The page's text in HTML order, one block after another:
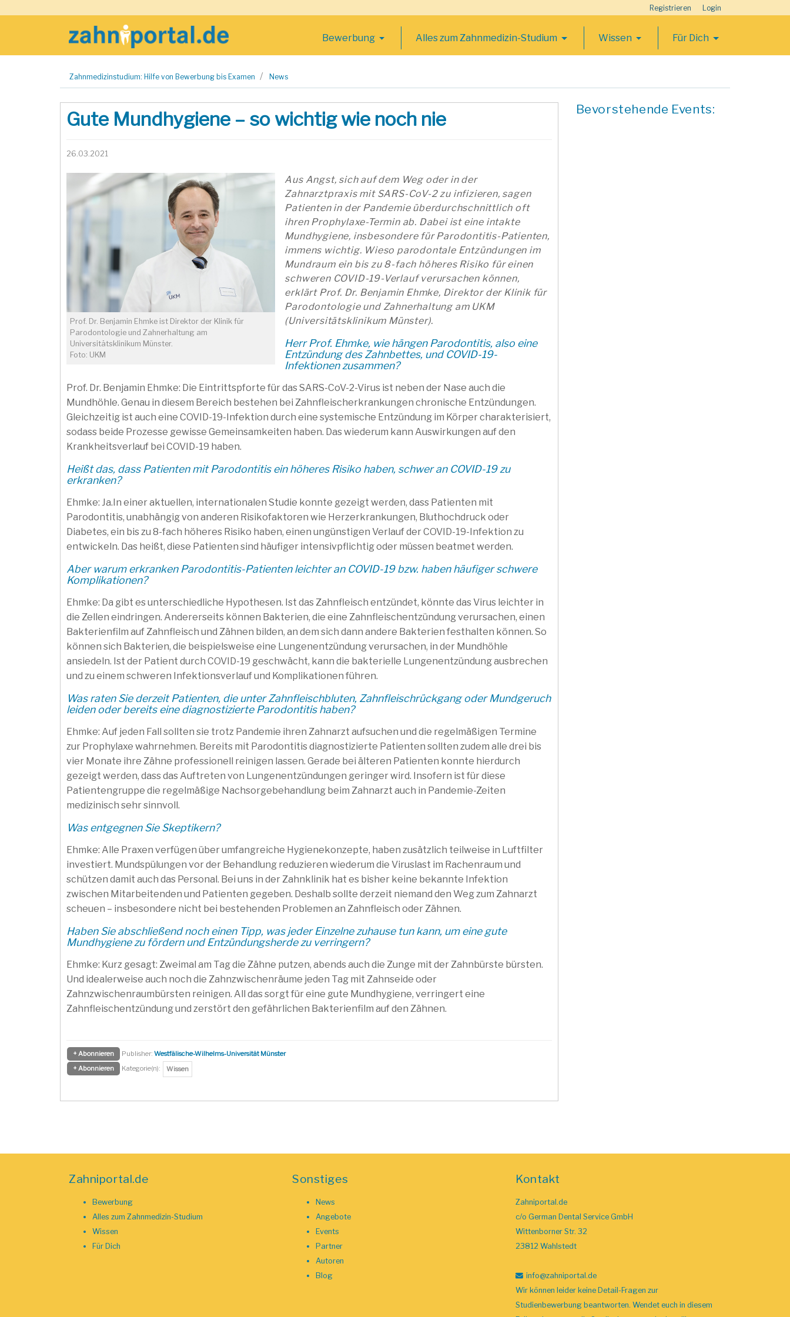
Registrieren Login
Bewerbung Alles zum Zahnmedizin-Studium Wissen Für Dich
Zahnmedizinstudium: Hilfe von Bewerbung bis Examen News
Gute Mundhygiene – so wichtig wie noch nie
26.03.2021
Prof. Dr. Benjamin Ehmke ist Direktor der Klinik für
Parodontologie und Zahnerhaltung am
Universitätsklinikum Münster.
Foto: UKM
Aus Angst, sich auf dem Weg oder in der
Zahnarztpraxis mit SARS-CoV-2 zu infizieren, sagen
Patienten in der Pandemie überdurchschnittlich oft
ihren Prophylaxe-Termin ab. Dabei ist eine intakte
Mundhygiene, insbesondere für Parodontitis-Patienten,
immens wichtig. Wieso parodontale Entzündungen im
Mundraum ein bis zu 8-fach höheres Risiko für einen
schweren COVID-19-Verlauf verursachen können,
erklärt Prof. Dr. Benjamin Ehmke, Direktor der Klinik für
Parodontologie und Zahnerhaltung am UKM
(Universitätsklinikum Münster).
Herr Prof. Ehmke, wie hängen Parodontitis, also eine
Entzündung des Zahnbettes, und COVID-19-
Infektionen zusammen?
Prof. Dr. Benjamin Ehmke: Die Eintrittspforte für das SARS-CoV-2-Virus ist neben der Nase auch die
Mundhöhle. Genau in diesem Bereich bestehen bei Zahnfleischerkrankungen chronische Entzündungen.
Gleichzeitig ist auch eine COVID-19-Infektion durch eine systemische Entzündung im Körper charakterisiert,
sodass beide Prozesse gewisse Gemeinsamkeiten haben. Das wiederum kann Auswirkungen auf den
Krankheitsverlauf bei COVID-19 haben.
Heißt das, dass Patienten mit Parodontitis ein höheres Risiko haben, schwer an COVID-19 zu
erkranken?
Ehmke: Ja.In einer aktuellen, internationalen Studie konnte gezeigt werden, dass Patienten mit
Parodontitis, unabhängig von anderen Risikofaktoren wie Herzerkrankungen, Bluthochdruck oder
Diabetes, ein bis zu 8-fach höheres Risiko haben, einen ungünstigen Verlauf der COVID-19-Infektion zu
entwickeln. Das heißt, diese Patienten sind häufiger intensivpflichtig oder müssen beatmet werden.
Aber warum erkranken Parodontitis-Patienten leichter an COVID-19 bzw. haben häufiger schwere
Komplikationen?
Ehmke: Da gibt es unterschiedliche Hypothesen. Ist das Zahnfleisch entzündet, könnte das Virus leichter in
die Zellen eindringen. Andererseits können Bakterien, die eine Zahnfleischentzündung verursachen, einen
Bakterienfilm auf Zahnfleisch und Zähnen bilden, an dem sich dann andere Bakterien festhalten können. So
können sich Bakterien, die beispielsweise eine Lungenentzündung verursachen, in der Mundhöhle
ansiedeln. Ist der Patient durch COVID-19 geschwächt, kann die bakterielle Lungenentzündung ausbrechen
und zu einem schweren Infektionsverlauf und Komplikationen führen.
Was raten Sie derzeit Patienten, die unter Zahnfleischbluten, Zahnfleischrückgang oder Mundgeruch
leiden oder bereits eine diagnostizierte Parodontitis haben?
Ehmke: Auf jeden Fall sollten sie trotz Pandemie ihren Zahnarzt aufsuchen und die regelmäßigen Termine
zur Prophylaxe wahrnehmen. Bereits mit Parodontitis diagnostizierte Patienten sollten zudem alle drei bis
vier Monate ihre Zähne professionell reinigen lassen. Gerade bei älteren Patienten konnte hierdurch
gezeigt werden, dass das Auftreten von Lungenentzündungen geringer wird. Insofern ist für diese
Patientengruppe die regelmäßige Nachsorgebehandlung beim Zahnarzt auch in Pandemie-Zeiten
medizinisch sehr sinnvoll.
Was entgegnen Sie Skeptikern?
Ehmke: Alle Praxen verfügen über umfangreiche Hygienekonzepte, haben zusätzlich teilweise in Luftfilter
investiert. Mundspülungen vor der Behandlung reduzieren wiederum die Viruslast im Rachenraum und
schützen damit auch das Personal. Bei uns in der Zahnklinik hat es bisher keine bekannte Infektion
zwischen Mitarbeitenden und Patienten gegeben. Deshalb sollte derzeit niemand den Weg zum Zahnarzt
scheuen – insbesondere nicht bei bestehenden Problemen an Zahnfleisch oder Zähnen.
Haben Sie abschließend noch einen Tipp, was jeder Einzelne zuhause tun kann, um eine gute
Mundhygiene zu fördern und Entzündungsherde zu verringern?
Ehmke: Kurz gesagt: Zweimal am Tag die Zähne putzen, abends auch die Zunge mit der Zahnbürste bürsten.
Und idealerweise auch noch die Zahnzwischenräume jeden Tag mit Zahnseide oder
Zahnzwischenraumbürsten reinigen. All das sorgt für eine gute Mundhygiene, verringert eine
Zahnfleischentzündung und zerstört den gefährlichen Bakterienfilm auf den Zähnen.
+ Abonnieren Publisher: Westfälische-Wilhelms-Universität Münster
+ Abonnieren
Kategorie(n): Wissen
Bevorstehende Events:
Zahniportal.de
Bewerbung
Alles zum Zahnmedizin-Studium
Wissen
Für Dich
Sonstiges
News
Angebote
Events
Partner
Autoren
Blog
Kontakt
Zahniportal.de
c/o German Dental Service GmbH
Wittenborner Str. 32
23812 Wahlstedt
info@zahniportal.de
Wir können leider keine Detail-Fragen zur
Studienbewerbung beantworten. Wendet euch in diesem